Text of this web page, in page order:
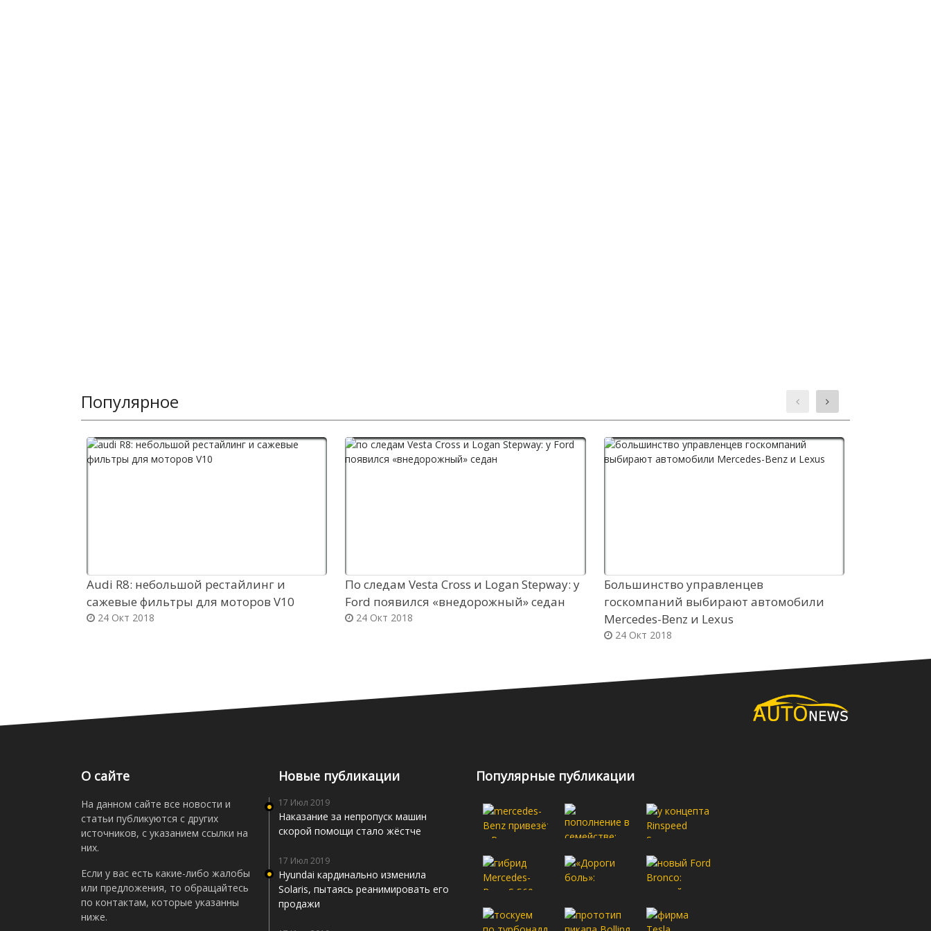
Популярное
Audi R8: небольшой рестайлинг и
сажевые фильтры для моторов V10
24 Окт 2018
По следам Vesta Cross и Logan Stepway: у
Ford появился «внедорожный» седан
24 Окт 2018
Большинство управленцев
госкомпаний выбирают автомобили
Mercedes-Benz и Lexus
24 Окт 2018
О сайте
На данном сайте все новости и
статьи публикуются с других
источников, с указанием ссылки на
них.
Если у вас есть какие-либо жалобы
или предложения, то обращайтесь
по контактам, которые указанны
ниже.
Новые публикации
17 Июл 2019
Наказание за непропуск машин
скорой помощи стало жёстче
17 Июл 2019
Hyundai кардинально изменила
Solaris, пытаясь реанимировать его
продажи
Популярные публикации